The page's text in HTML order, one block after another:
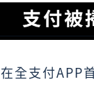
在全支付APP